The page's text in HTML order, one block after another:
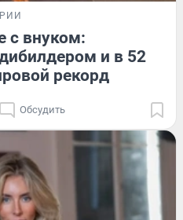
с внуком:
и в 52
рекорд
Обсудить